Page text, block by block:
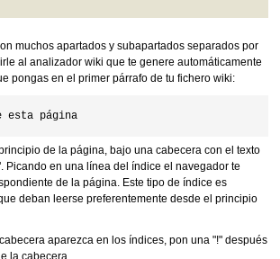
muchos apartados y subapartados separados por
al analizador wiki que te genere automáticamente
pongas en el primer párrafo de tu fichero wiki:
de la página, bajo una cabecera con el texto
Picando en una línea del índice el navegador te
de la página. Este tipo de índice es
deban leerse preferentemente desde el principio
aparezca en los índices, pon una "!" después
la cabecera.